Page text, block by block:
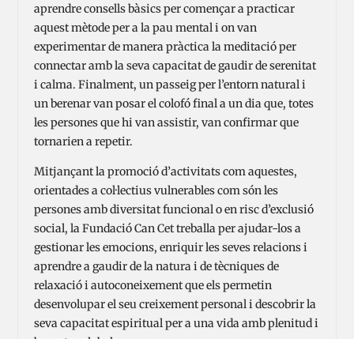
aprendre consells bàsics per començar a practicar
aquest mètode per a la pau mental i on van
experimentar de manera pràctica la meditació per
connectar amb la seva capacitat de gaudir de serenitat
i calma. Finalment, un passeig per l’entorn natural i
un berenar van posar el colofó final a un dia que, totes
les persones que hi van assistir, van confirmar que
tornarien a repetir.
Mitjançant la promoció d’activitats com aquestes,
orientades a col·lectius vulnerables com són les
persones amb diversitat funcional o en risc d’exclusió
social, la Fundació Can Cet treballa per ajudar-los a
gestionar les emocions, enriquir les seves relacions i
aprendre a gaudir de la natura i de tècniques de
relaxació i autoconeixement que els permetin
desenvolupar el seu creixement personal i descobrir la
seva capacitat espiritual per a una vida amb plenitud i